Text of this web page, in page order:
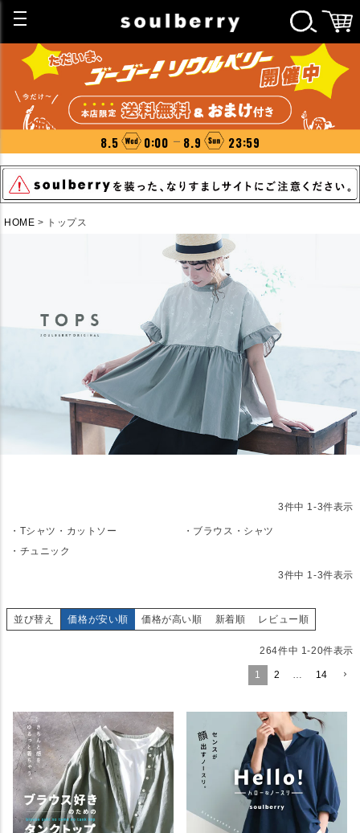
8.5 0:00 8.9 23:59
HOME トップス
3件中 1 -3件表示
Tシャツ・カットソー
ブラウス・シャツ
チュニック
3件中 1 -3件表示
並び替え 価格が安い順 価格が高い順 新着順 レビュー順
264件中 1-20件表示
1 2 14